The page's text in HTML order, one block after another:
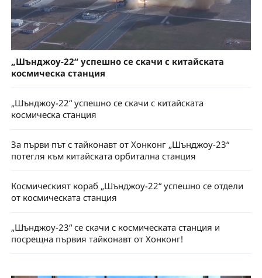
„Шънджоу-22“ успешно се скачи с китайската
космическа станция
„Шънджоу-22“ успешно се скачи с китайската
космическа станция
За първи път с тайконавт от Хонконг „Шънджоу-23“
потегля към китайската орбитална станция
Космическият кораб „Шънджоу-22“ успешно се отдели
от космическата станция
„Шънджоу-23“ се скачи с космическата станция и
посрещна първия тайконавт от Хонконг!